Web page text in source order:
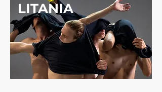
LITANIA